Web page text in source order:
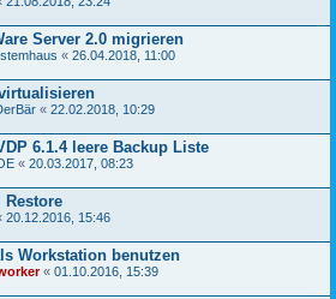
Server 2.0 migrieren
« 26.04.2018, 11:00
« 22.02.2018, 10:29
6.1.4 leere Backup Liste
« 20.03.2017, 08:23
Restore
20.12.2016, 15:46
Workstation benutzen
« 01.10.2016, 15:39